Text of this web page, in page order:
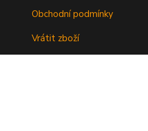
Obchodní podmínky
Vrátit zboží